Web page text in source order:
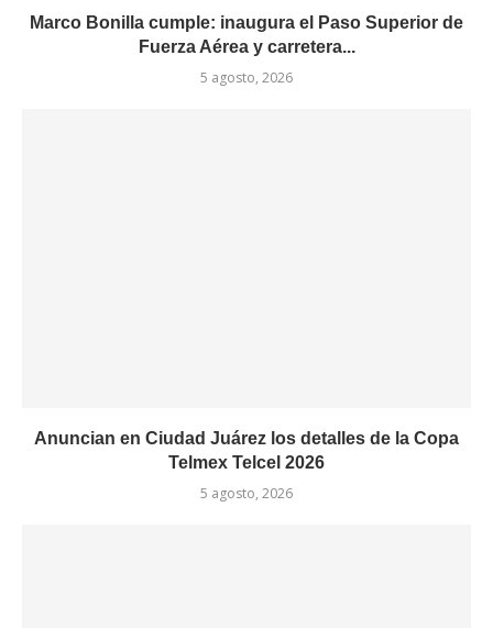
Marco Bonilla cumple: inaugura el Paso Superior de
Fuerza Aérea y carretera...
5 agosto, 2026
Anuncian en Ciudad Juárez los detalles de la Copa
Telmex Telcel 2026
5 agosto, 2026